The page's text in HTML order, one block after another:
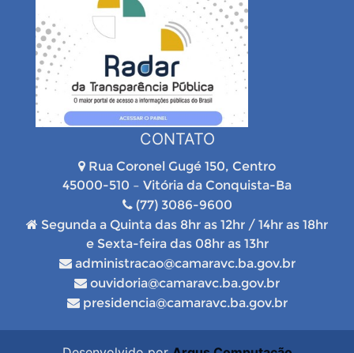
CONTATO
Rua Coronel Gugé 150, Centro
45000-510 – Vitória da Conquista-Ba
(77) 3086-9600
Segunda a Quinta das 8hr as 12hr / 14hr as 18hr
e Sexta-feira das 08hr as 13hr
administracao@camaravc.ba.gov.br
ouvidoria@camaravc.ba.gov.br
presidencia@camaravc.ba.gov.br